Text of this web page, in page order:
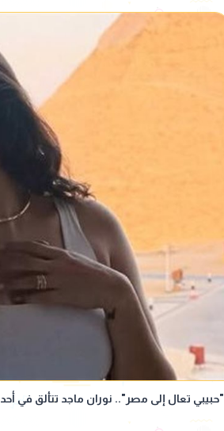
"حبيبي تعال إلى مصر".. نوران ماجد تتألق في